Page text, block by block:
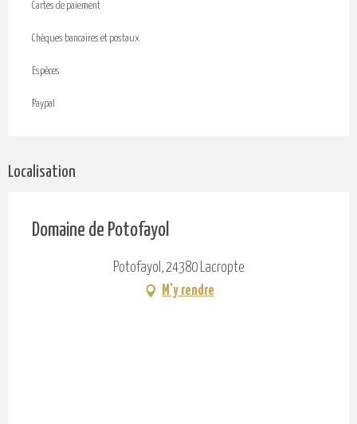
Cartes de paiement
Chèques bancaires et postaux
Espèces
Paypal
Localisation
Domaine de Potofayol
Potofayol, 24380 Lacropte
M'y rendre